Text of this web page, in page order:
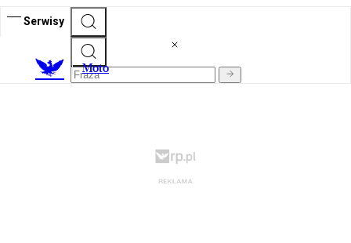
Serwisy
Moto